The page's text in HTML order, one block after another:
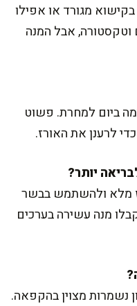
מגורד או אפילו
וטקסטורה, אבל המנה
ביום למחרת. פשוט
לרענן את האורז.
מלא ולהשתמש בבשר
מנה עשירה בערכים
נשמרות מצוין בהקפאה.